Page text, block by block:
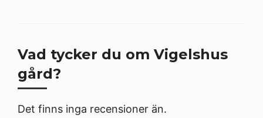
Vad tycker du om Vigelshus
gård?
Det finns inga recensioner än.